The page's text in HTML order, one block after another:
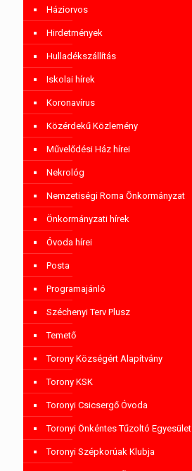
Háziorvos
Hirdetmények
Hulladékszállítás
Iskolai hírek
Koronavírus
Közérdekű Közlemény
Művelődési Ház hírei
Nekrológ
Nemzetiségi Roma Önkormányzat
Önkormányzati hírek
Óvoda hírei
Posta
Programajánló
Széchenyi Terv Plusz
Temető
Torony Községért Alapítvány
Torony KSK
Toronyi Csicsergő Óvoda
Toronyi Önkéntes Tűzoltó Egyesület
Toronyi Szépkorúak Klubja